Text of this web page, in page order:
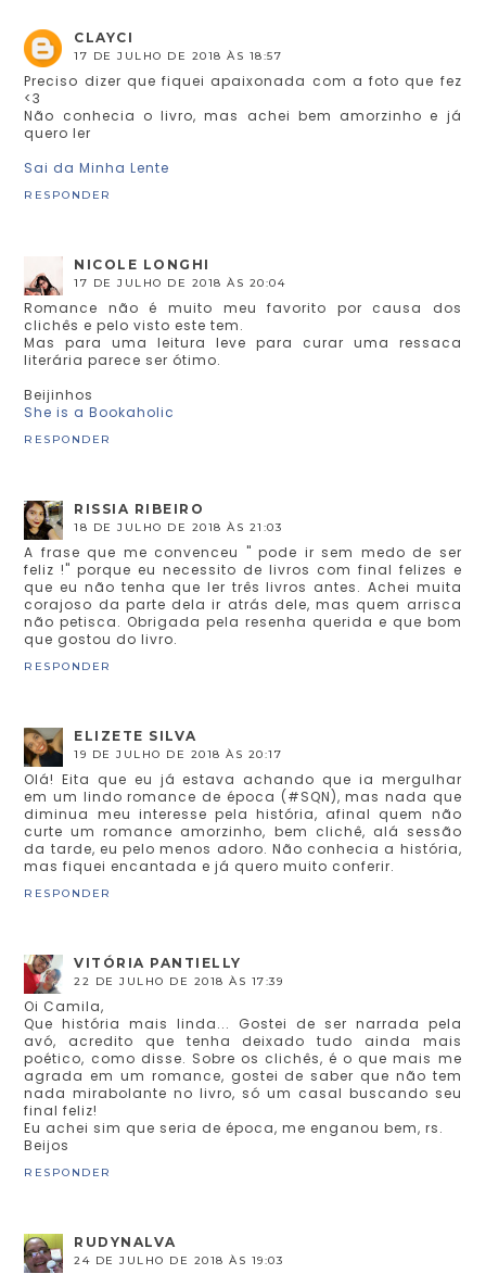
CLAYCI
17 DE JULHO DE 2018 ÀS 18:57
Preciso dizer que fiquei apaixonada com a foto que fez
<3
Não conhecia o livro, mas achei bem amorzinho e já
quero ler
Sai da Minha Lente
RESPONDER
NICOLE LONGHI
17 DE JULHO DE 2018 ÀS 20:04
Romance não é muito meu favorito por causa dos
clichês e pelo visto este tem.
Mas para uma leitura leve para curar uma ressaca
literária parece ser ótimo.
Beijinhos
She is a Bookaholic
RESPONDER
RISSIA RIBEIRO
18 DE JULHO DE 2018 ÀS 21:03
A frase que me convenceu " pode ir sem medo de ser
feliz !" porque eu necessito de livros com final felizes e
que eu não tenha que ler três livros antes. Achei muita
corajoso da parte dela ir atrás dele, mas quem arrisca
não petisca. Obrigada pela resenha querida e que bom
que gostou do livro.
RESPONDER
ELIZETE SILVA
19 DE JULHO DE 2018 ÀS 20:17
Olá! Eita que eu já estava achando que ia mergulhar
em um lindo romance de época (#SQN), mas nada que
diminua meu interesse pela história, afinal quem não
curte um romance amorzinho, bem clichê, alá sessão
da tarde, eu pelo menos adoro. Não conhecia a história,
mas fiquei encantada e já quero muito conferir.
RESPONDER
VITÓRIA PANTIELLY
22 DE JULHO DE 2018 ÀS 17:39
Oi Camila,
Que história mais linda... Gostei de ser narrada pela
avó, acredito que tenha deixado tudo ainda mais
poético, como disse. Sobre os clichês, é o que mais me
agrada em um romance, gostei de saber que não tem
nada mirabolante no livro, só um casal buscando seu
final feliz!
Eu achei sim que seria de época, me enganou bem, rs.
Beijos
RESPONDER
RUDYNALVA
24 DE JULHO DE 2018 ÀS 19:03